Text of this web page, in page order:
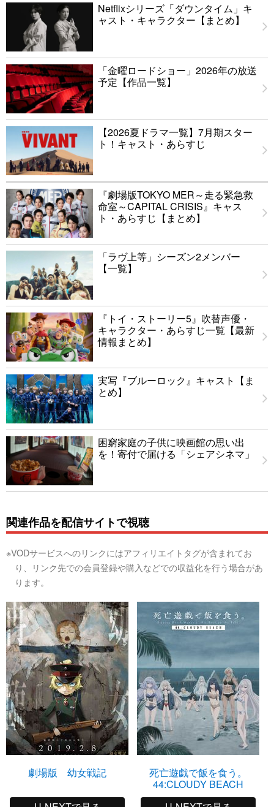
Netflixシリーズ「ダウンタイム」キ
ャスト・キャラクター【まとめ】
「金曜ロードショー」2026年の放送
予定【作品一覧】
【2026夏ドラマ一覧】7月期スター
ト！キャスト・あらすじ
『劇場版TOKYO MER～走る緊急救
命室～CAPITAL CRISIS』キャス
ト・あらすじ【まとめ】
「ラヴ上等」シーズン2メンバー
【一覧】
『トイ・ストーリー5』吹替声優・
キャラクター・あらすじ一覧【最新
情報まとめ】
実写『ブルーロック』キャスト【ま
とめ】
困窮家庭の子供に映画館の思い出
を！寄付で届ける「シェアシネマ」
関連作品を配信サイトで視聴
※VODサービスへのリンクにはアフィリエイトタグが含まれてお
り、リンク先での会員登録や購入などでの収益化を行う場合があ
ります。
劇場版 幼女戦記
死亡遊戯で飯を食う。
44:CLOUDY BEACH